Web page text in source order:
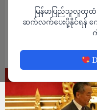
မြန်မာပြည်သူလူထု
ဆက်လက်ပေးပို့နိုင်ရန် ကျေ
သတင်း
စစ်ခေါင်းဆောင်
ကောင်စီက သတင်း
ADMIN